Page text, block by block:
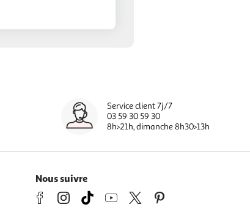
Service client 7j/7
03 59 30 59 30
8h>21h, dimanche 8h30>13h
Nous suivre